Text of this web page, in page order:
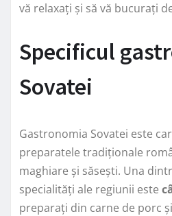
vă relaxați și să vă bucurați
Specificul
Sovatei
Gastronomia Sovatei este
preparatele tradiționale
maghiare și săsești. Una
specialități ale regiunii este
preparați din carne de porc